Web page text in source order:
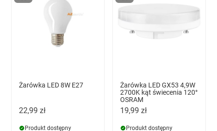
Żarówka LED 8W E27
22,99 zł
Produkt dostępny
Żarówka LED GX53 4,9W
2700K kąt świecenia 120°
OSRAM
19,99 zł
Produkt dostępny